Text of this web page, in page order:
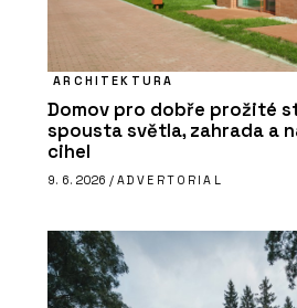
ARCHITEKTURA
Domov pro dobře prožité
spousta světla, zahrada a
cihel
9. 6. 2026 / ADVERTORIAL